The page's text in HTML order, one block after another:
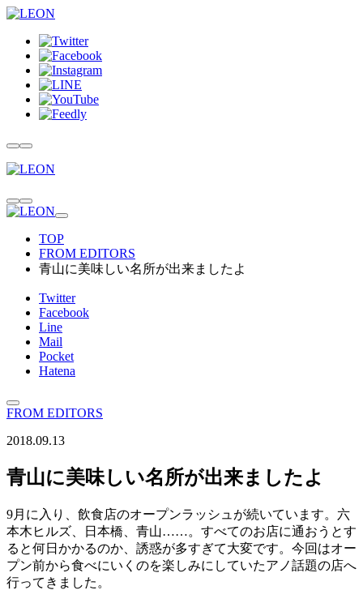
TOP
FROM EDITORS
青山に美味しい名所が出来ましたよ
Twitter
Facebook
Line
Mail
Pocket
Hatena
FROM EDITORS
2018.09.13
青山に美味しい名所が出来ましたよ
9月に入り、飲食店のオープンラッシュが続いています。六
本木ヒルズ、日本橋、青山……。すべてのお店に通おうとす
ると何日かかるのか、誘惑が多すぎて大変です。今回はオー
プン前から食べにいくのを楽しみにしていたアノ話題の店へ
行ってきました。